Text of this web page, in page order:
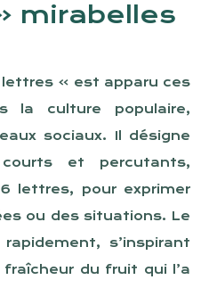
mirabelles
» est apparu ces
la culture populaire,
sociaux. Il désigne
et percutants,
lettres, pour exprimer
ou des situations. Le
s’inspirant
du fruit qui l’a